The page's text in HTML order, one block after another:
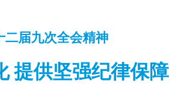
二届九次全会精神
提供坚强纪律保障